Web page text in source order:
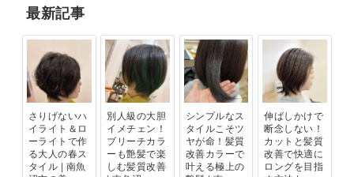
最新記事
さりげないハ
イライト＆ロ
ーライトで作
る大人の春ス
タイル | 南魚
別人級の大胆
イメチェン！
ブリーチカラ
ーも艶髪で楽
しむ髪質改善
シンプルなス
タイルこそツ
ヤが命！髪質
改善カラーで
叶える極上の
伸ばしかけで
断念しない！
カットと髪質
改善で快適に
ロングを目指